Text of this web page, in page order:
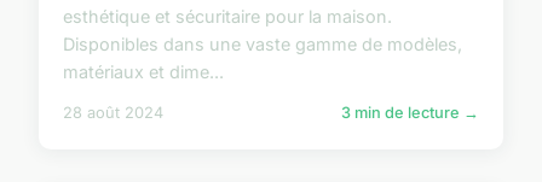
esthétique et sécuritaire pour la maison.
Disponibles dans une vaste gamme de modèles,
matériaux et dime...
28 août 2024 3 min de lecture →